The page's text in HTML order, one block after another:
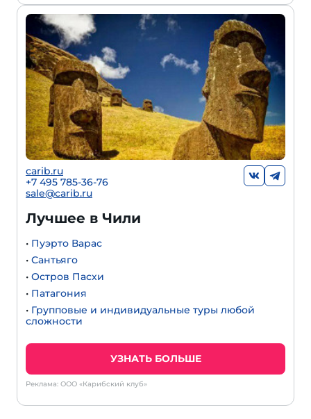
carib.ru
+7 495 785-36-76
sale@carib.ru
Лучшее в Чили
• Пуэрто Варас
• Сантьяго
• Остров Пасхи
• Патагония
• Групповые и индивидуальные туры любой
сложности
УЗНАТЬ БОЛЬШЕ
Реклама: ООО «Карибский клуб»